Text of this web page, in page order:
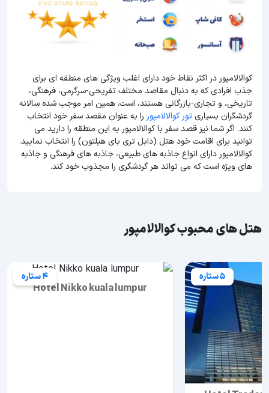
کوالالامپور در اکثر نقاط خود دارای اغلب ویژگی های منطقه ای برای
جذب افرادی که به دنبال مقاصد مختلف تفریحی-سرگرمی، فرهنگی،
تاریخی، و تجاری-بازرگانی هستند، است. همین امر موجب شده سالانه
گردشگران بسیاریتور کوالالامپور را به عنوان مقصد سفر خود انتخاب
کنند. اگر شما نیز قصد سفر با کوالالامپور به این منطقه را دارید می
توانید برای اقامت خود هتل (دابل تری بای هیلتون) را انتخاب نمایید.
کوالالامپور دارای انواع جاذبه های طبیعی، جاذبه های فرهنگی و جاذبه
های ویژه است که می تواند هر گردشگری را مجذوب خود کند.
هتل های محبوب کوالالامپور
5 ستاره 4 ستاره
Hotel Nikko kuala lumpur